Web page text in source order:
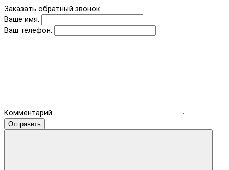
Заказать обратный звонок
Ваше имя:
Ваш телефон:
Комментарий:
Отправить